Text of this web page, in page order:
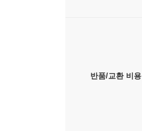
반품/교환 비용